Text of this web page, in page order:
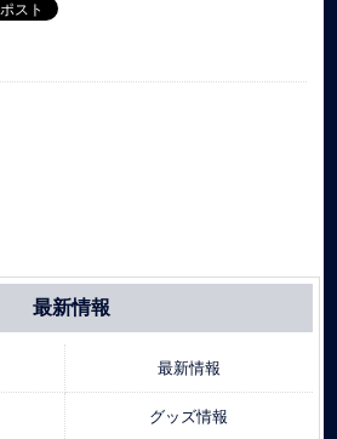
最新情報
最新情報
グッズ情報